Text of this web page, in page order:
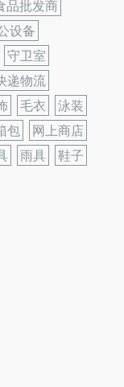
品批发商
设备
守卫室
递物流
毛衣
泳装
包
网上商店
雨具
鞋子